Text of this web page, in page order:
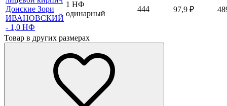
Донские Зори
ИВАНОВСКИЙ
- 1,0 НФ
1 НФ
одинарный
444 97,9 ₽
Товар в других размерах